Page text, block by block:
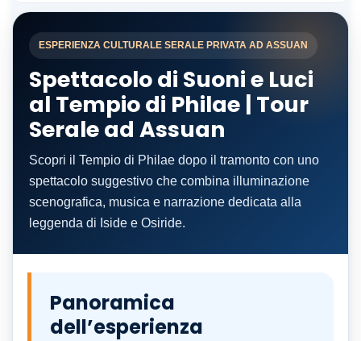
ESPERIENZA CULTURALE SERALE PRIVATA AD ASSUAN
Spettacolo di Suoni e Luci
al Tempio di Philae | Tour
Serale ad Assuan
Scopri il Tempio di Philae dopo il tramonto con uno
spettacolo suggestivo che combina illuminazione
scenografica, musica e narrazione dedicata alla
leggenda di Iside e Osiride.
Panoramica
dell’esperienza